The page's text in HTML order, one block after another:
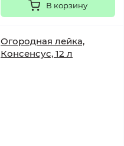
В корзину
Огородная лейка,
Консенсус, 12 л